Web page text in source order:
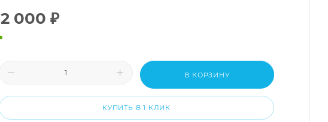
2 000 ₽
В КОРЗИНУ
КУПИТЬ В 1 КЛИК